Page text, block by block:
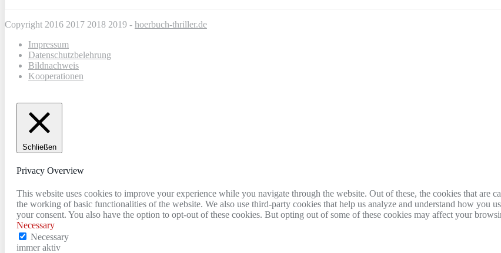
Copyright 2016 2017 2018 2019 - hoerbuch-thriller.de
Impressum
Datenschutzbelehrung
Bildnachweis
Kooperationen
Schließen
Privacy Overview
This website uses cookies to improve your experience while you navigate through the website. Out of these, the cookies that are
the working of basic functionalities of the website. We also use third-party cookies that help us analyze and understand how you
your consent. You also have the option to opt-out of these cookies. But opting out of some of these cookies may affect your
Necessary
Necessary
immer aktiv